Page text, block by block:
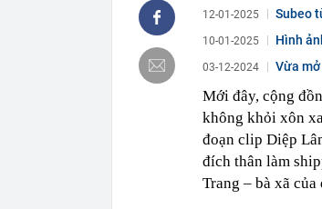
22:28
22:25
22:03
22:02
12-01-2025 Subeo
10-01-2025 Hình
03-12-2024 Vừa
Mới đây, cộng
không khỏi xôn
đoạn clip Diệp
đích thân làm
Trang – bà xã